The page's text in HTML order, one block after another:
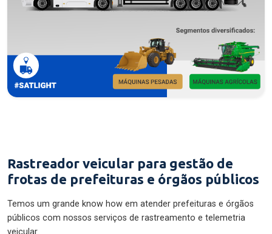
Rastreador veicular para gestão de
frotas de prefeituras e órgãos públicos
Temos um grande know how em atender prefeituras e órgãos
públicos com nossos serviços de rastreamento e telemetria
veicular.